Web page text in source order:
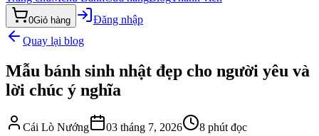
0Giỏ hàng
Đăng nhập
Quay lại blog
Mẫu bánh sinh nhật đẹp cho người yêu và
lời chúc ý nghĩa
Cái Lò Nướng 03 tháng 7, 2026 8 phút đọc